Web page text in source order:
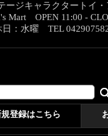
ージキャラクタートイ
Mart OPEN 11:00 -
日：水曜 TEL
規登録はこちら